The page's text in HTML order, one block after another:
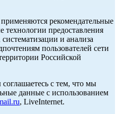
рекомендательные
предоставления
и анализа
пользователей сети
Российской
с тем, что мы
данные с использованием
, LiveInternet.